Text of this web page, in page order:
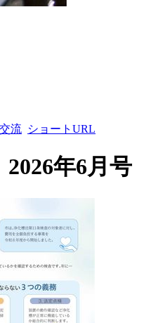
交流 ショートURL
年6月号